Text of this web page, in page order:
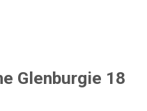
Glenburgie 18